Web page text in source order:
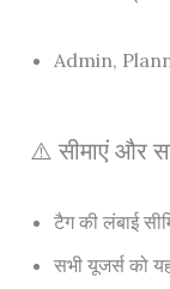
Admin,
⚠️ सीमाएं और
टैग की लंबाई
सभी यूजर्स को